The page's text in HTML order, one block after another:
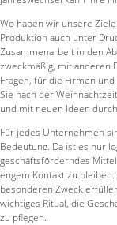
Wo haben wir unsere
Produktion auch unter
Zusammenarbeit in den
zweckmäßig, mit anderen
Fragen, für die Firmen
Sie nach der
und mit neuen Ideen
Für jedes Unternehmen
Bedeutung. Da ist es nur
geschäftsförderndes
engem Kontakt zu
besonderen Zweck
wichtiges Ritual, die
zu pflegen.